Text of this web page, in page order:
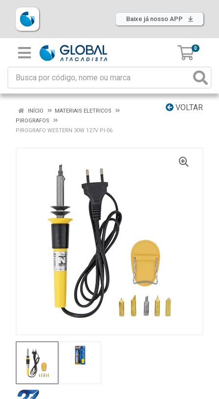
Baixe já nosso APP
0
VOLTAR
INÍCIO
MATERIAIS ELETRICOS
PIROGRAFOS
PIROGRAFO WESTERN 30W 127V PI-06